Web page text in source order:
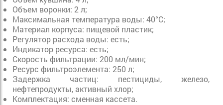
Объем воронки: 2 л;
Максимальная температура воды: 40°С;
Материал корпуса: пищевой пластик;
Регулятор расхода воды: есть;
Индикатор ресурса: есть;
Скорость фильтрации: 200 мл/мин;
Ресурс фильтроэлемента: 250 л;
Задержка частиц: пестициды, железо,
нефтепродукты, активный хлор;
Комплектация: сменная кассета.